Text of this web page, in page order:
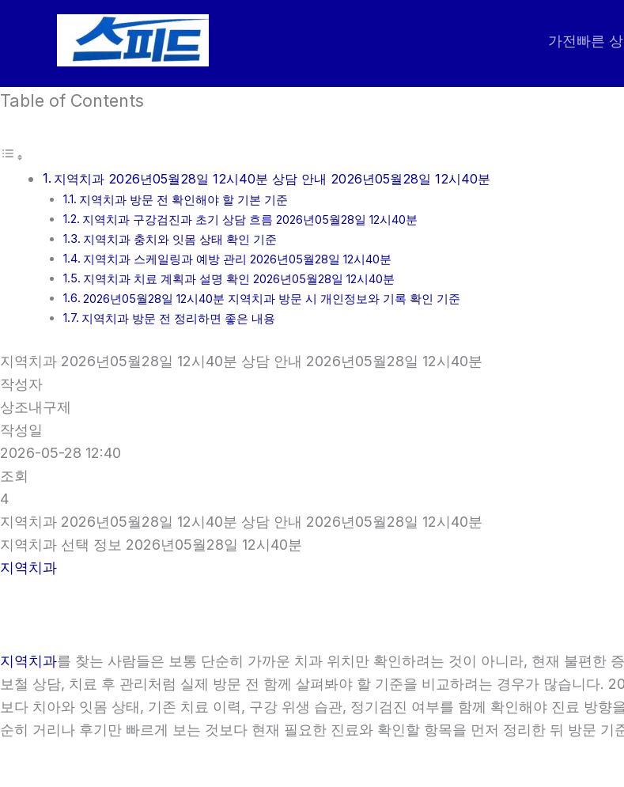
건
뛰
가전빠른
Table of Contents
지역치과 2026년05월28일 12시40분 상담 안내 2026년05월28일 12시40분
지역치과 방문 전 확인해야 할 기본 기준
지역치과 구강검진과 초기 상담 흐름 2026년05월28일 12시40분
지역치과 충치와 잇몸 상태 확인 기준
지역치과 스케일링과 예방 관리 2026년05월28일 12시40분
지역치과 치료 계획과 설명 확인 2026년05월28일 12시40분
2026년05월28일 12시40분 지역치과 방문 시 개인정보와 기록 확인 기준
지역치과 방문 전 정리하면 좋은 내용
지역치과 2026년05월28일 12시40분 상담 안내 2026년05월28일 12시40분
작성자
상조내구제
작성일
2026-05-28 12:40
조회
4
지역치과 2026년05월28일 12시40분 상담 안내 2026년05월28일 12시40분
지역치과 선택 정보 2026년05월28일 12시40분
지역치과
지역치과를 찾는 사람들은 보통 단순히 가까운 치과 위치만 확인하려는 것이 아니라, 현재 불편한
보철 상담, 치료 후 관리처럼 실제 방문 전 함께 살펴봐야 할 기준을 비교하려는 경우가 많습니다.
보다 치아와 잇몸 상태, 기존 치료 이력, 구강 위생 습관, 정기검진 여부를 함께 확인해야 진료 방
순히 거리나 후기만 빠르게 보는 것보다 현재 필요한 진료와 확인할 항목을 먼저 정리한 뒤 방문 기